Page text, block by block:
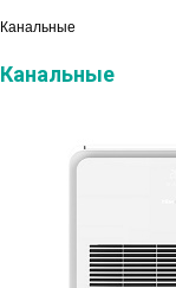
Канальные
Канальные